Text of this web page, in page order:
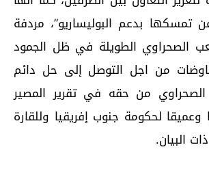
تمسكها بدعم البوليساريو”، مردفة
الصحراوي الطويلة في ظل الجمود
من اجل التوصل إلى حل دائم
من حقه في تقرير المصير
لحكومة جنوب إفريقيا وللقارة
البيان.